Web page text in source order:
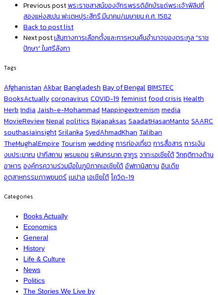
Previous postพระราชสาสน์ของจักรพรรดิอักบัรแด่พระเจ้าฟิลิปที่
สองแห่งสเปน ฟะเตหปุระสีกรี มีนาคม/เมษายน ค.ศ. 1582
Back to post list
Next postเส้นทางการเลือกตั้งและการหวนคืนอำนาจของตระกูล “ราช
ปักษา” ในศรีลังกา
Tags
Afghanistan AkbarBangladesh Bay of BengalBIMSTEC
BooksActuallycoronavirus COVID-19 feministfood crisis Health
Herb India Jaish-e-Mohammad Mappingextremism media
MovieReviewNepalpolitics Rajapaksas SaadatHasanManto SAARC
southasiainsightSrilanka SyedAhmadKhan Taliban
TheMughalEmpire Tourism weddingการท่องเที่ยว การสื่อสาร การเงิน
งบประมาณ ปากีสถาน พรมแดน รพินทรนาถ ฐากูร วาทะเอเชียใต้วิกฤติทางด้าน
อาหาร องค์กรความร่วมมือในภูมิภาคเอเชียใต้อัฟกานิสถาน อินเดีย
อุตสาหกรรมภาพยนตร์เนปาล เอเชียใต้โควิด-19
Categories
Books Actually
Economics
General
History
Life & Culture
News
Politics
The Stories We Live by